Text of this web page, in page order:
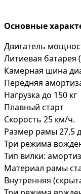
Основные
Двигатель
Литиевая батарея
Камерная шина
Передняя
Нагрузка до 150 кг
Плавный старт
Скорость 25 км/ч.
Размер рамы 27,5
Три режима
Тип вилки:
Материал рамы
Внутренняя